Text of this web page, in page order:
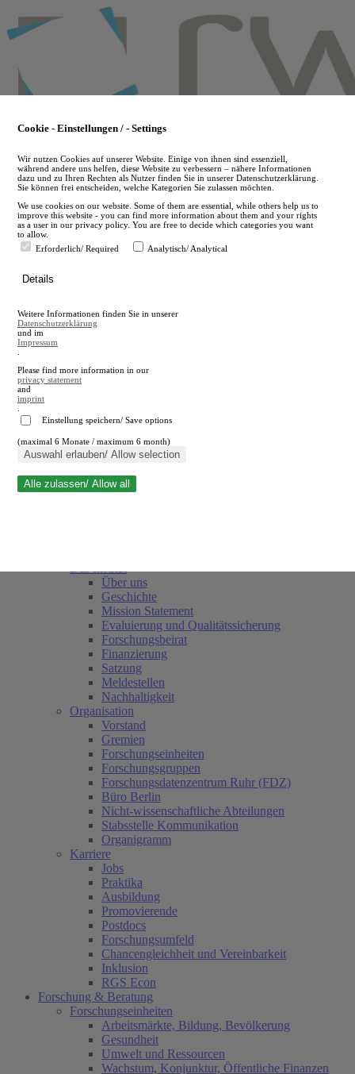
to
main
en
A
A
Suche schließen
Über uns
Geschichte
Mission Statement
Evaluierung und Qualitätssicherung
Forschungsbeirat
Finanzierung
Satzung
Meldestellen
Nachhaltigkeit
Organisation
Vorstand
Gremien
Forschungseinheiten
Forschungsgruppen
Forschungsdatenzentrum Ruhr (FDZ)
Büro Berlin
Nicht-wissenschaftliche Abteilungen
Stabsstelle Kommunikation
Organigramm
Karriere
Jobs
Praktika
Ausbildung
Promovierende
Postdocs
Forschungsumfeld
Chancengleichheit und Vereinbarkeit
Inklusion
RGS Econ
Forschung & Beratung
Forschungseinheiten
Arbeitsmärkte, Bildung, Bevölkerung
Gesundheit
Umwelt und Ressourcen
Wachstum, Konjunktur, Öffentliche Finanzen
Cookie - Einstellungen / - Settings
Wir nutzen Cookies auf unserer Website. Einige von ihnen sind essenziell,
während andere uns helfen, diese Website zu verbessern – nähere Informationen
dazu und zu Ihren Rechten als Nutzer finden Sie in unserer Datenschutzerklärung.
Sie können frei entscheiden, welche Kategorien Sie zulassen möchten.
We use cookies on our website. Some of them are essential, while others help us to
improve this website - you can find more information about them and your rights
as a user in our privacy policy. You are free to decide which categories you want
to allow.
Erforderlich/ Required
Analytisch/ Analytical
Details
Weitere Informationen finden Sie in unserer
Datenschutzerklärung
und im
Impressum
Please find more information in our
privacy statement
and
imprint
Einstellung speichern/ Save options
(maximal 6 Monate / maximum 6 month)
Auswahl erlauben/ Allow selection
Alle zulassen/ Allow all